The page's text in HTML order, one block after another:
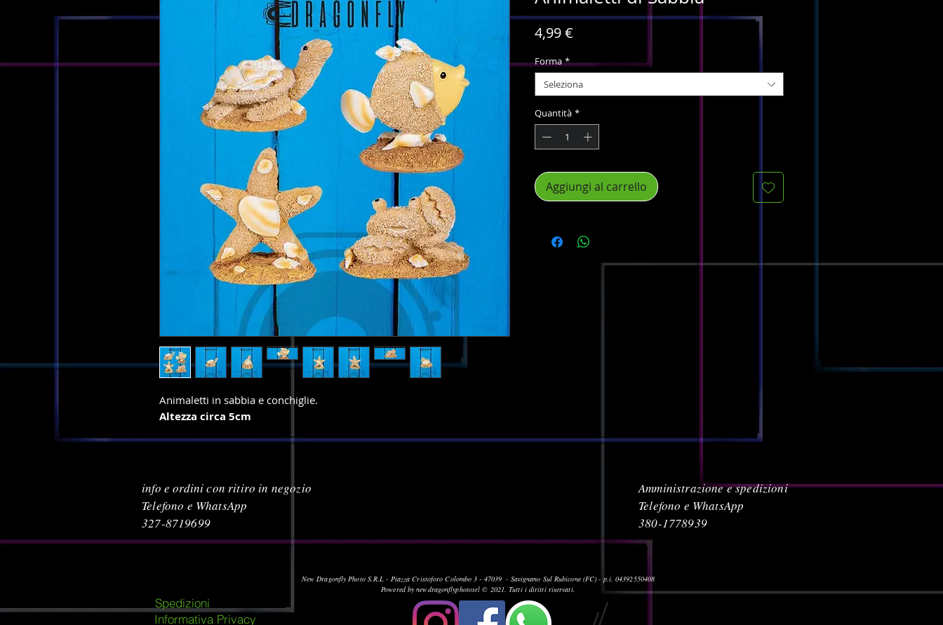
Animaletti in sabbia e conchiglie.
Altezza circa 5cm
4,99 €
Forma *
Seleziona
Quantità *
Aggiungi al carrello
info e ordini con ritiro in negozio
Telefono e WhatsApp
327-8719699
Amministrazione e spedizioni
Telefono e WhatsApp
380-1778939
New Dragonfly Photo S.R.L - Piazza Cristoforo Colombo 3 - 47039 - Savignano Sul Rubicone (FC) - p.i. 04392550408
Powered by newdragonflyphotosrl © 2021. Tutti i diritti riservati.
Spedizioni
Informativa Privacy